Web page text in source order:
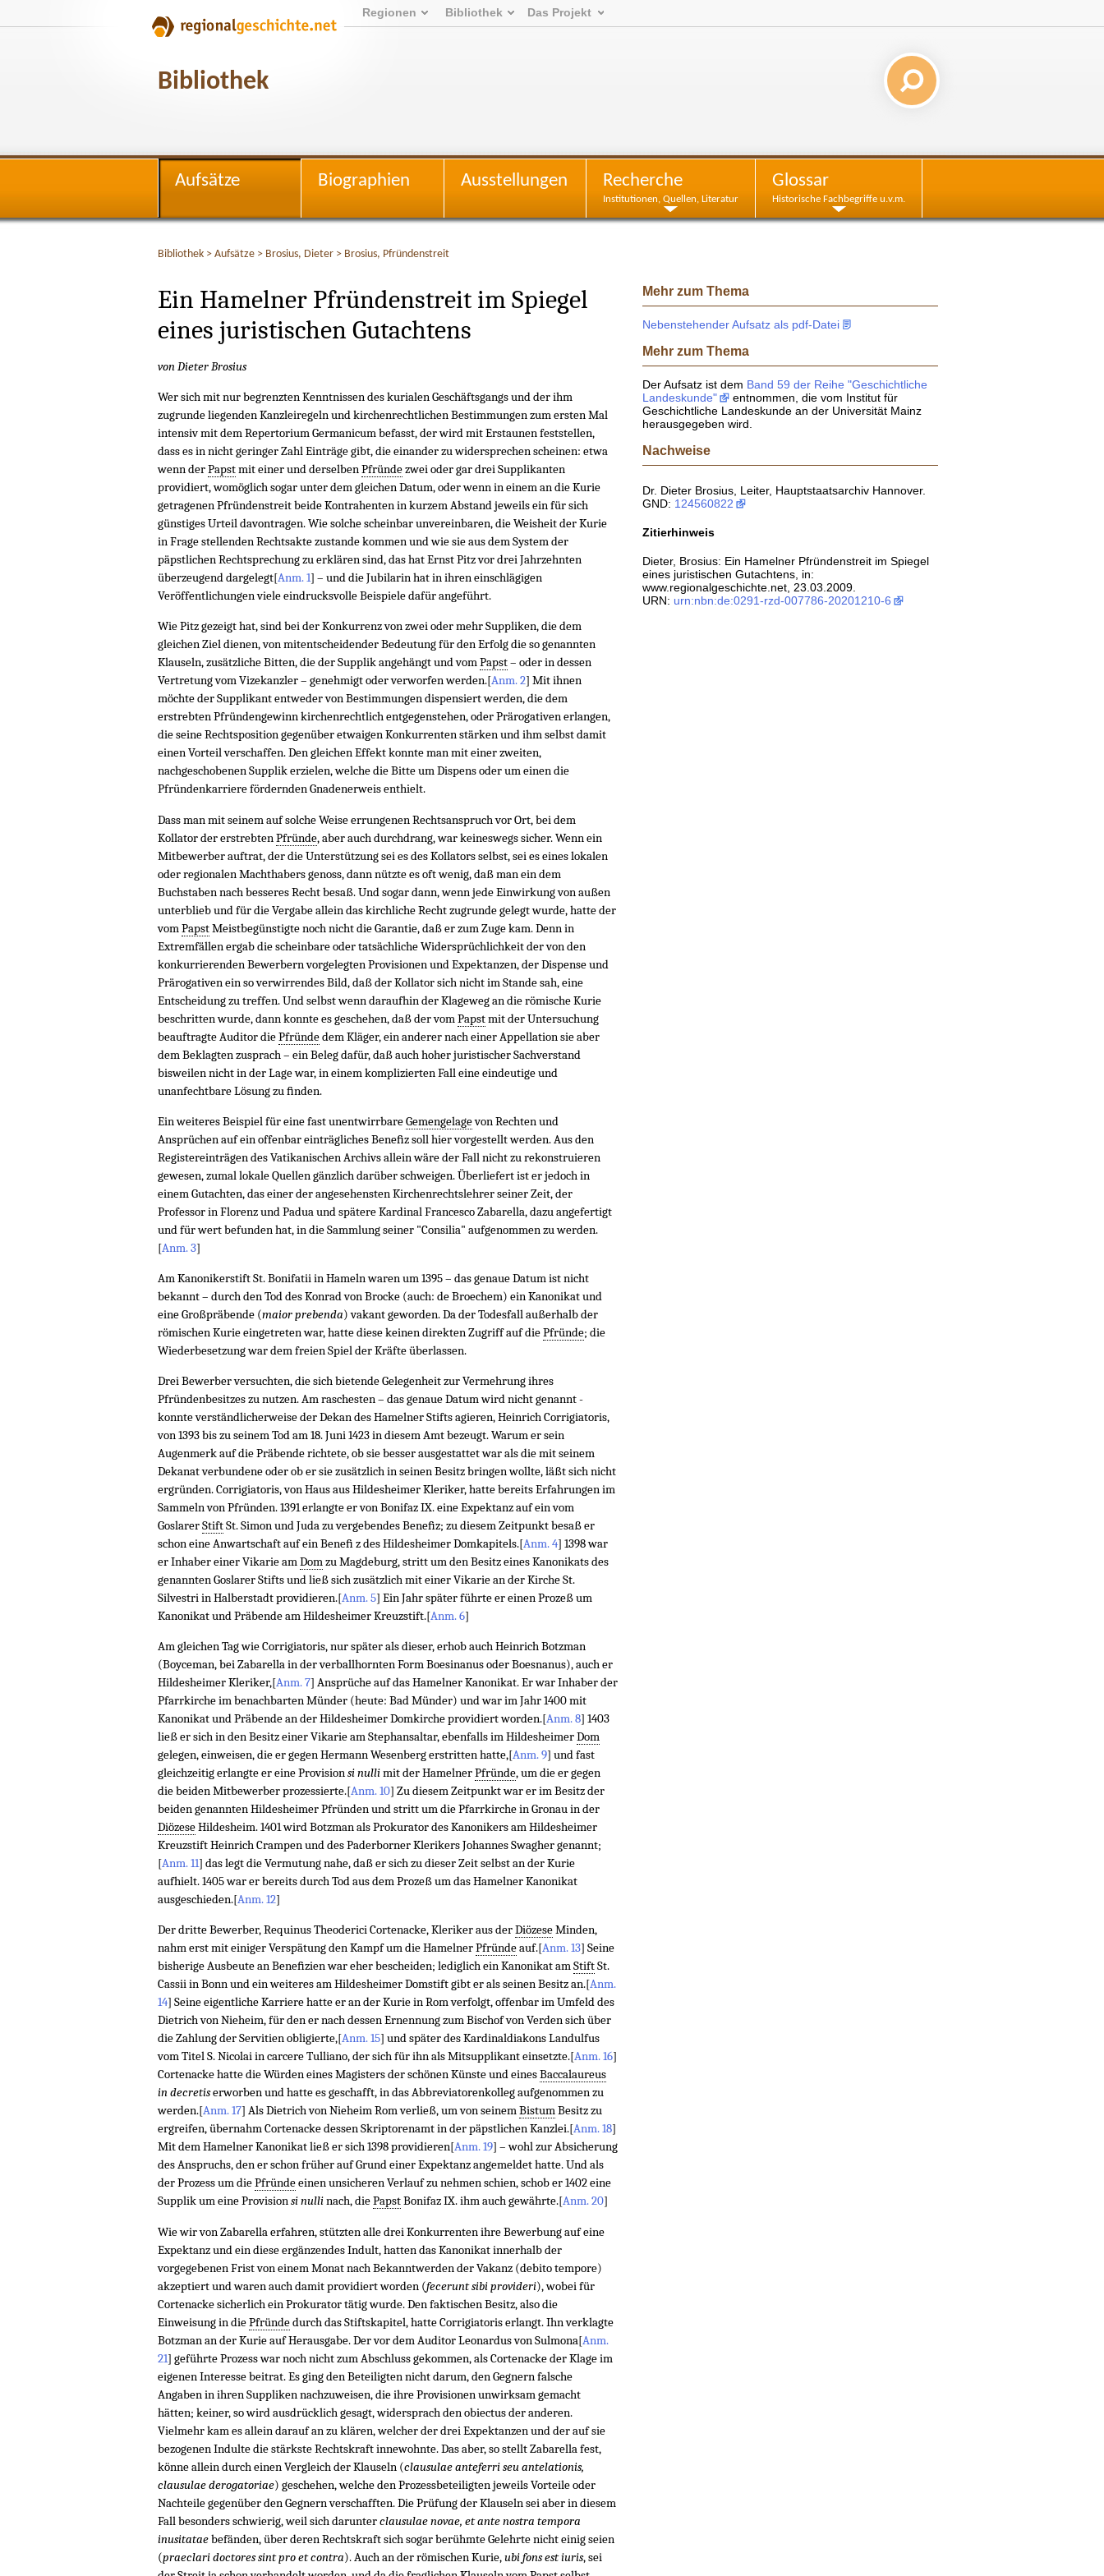
Regionen Bibliothek Das Projekt
Bibliothek
Aufsätze Biographien Ausstellungen Recherche
Institutionen, Quellen, Literatur
Glossar
Historische Fachbegriffe u.v.m.
Bibliothek > Aufsätze> Brosius, Dieter> Brosius, Pfründenstreit
Ein Hamelner Pfründenstreit im Spiegel
eines juristischen Gutachtens
von Dieter Brosius
Wer sich mit nur begrenzten Kenntnissen des kurialen Geschäftsgangs und der ihm
zugrunde liegenden Kanzleiregeln und kirchenrechtlichen Bestimmungen zum ersten Mal
intensiv mit dem Repertorium Germanicum befasst, der wird mit Erstaunen feststellen,
dass es in nicht geringer Zahl Einträge gibt, die einander zu widersprechen scheinen: etwa
wenn derPapstmit einer und derselbenPfründezwei oder gar drei Supplikanten
providiert, womöglich sogar unter dem gleichen Datum, oder wenn in einem an die Kurie
getragenen Pfründenstreit beide Kontrahenten in kurzem Abstand jeweils ein für sich
günstiges Urteil davontragen. Wie solche scheinbar unvereinbaren, die Weisheit der Kurie
in Frage stellenden Rechtsakte zustande kommen und wie sie aus dem System der
päpstlichen Rechtsprechung zu erklären sind, das hat Ernst Pitz vor drei Jahrzehnten
überzeugend dargelegt[Anm. 1] – und die Jubilarin hat in ihren einschlägigen
Veröffentlichungen viele eindrucksvolle Beispiele dafür angeführt.
Wie Pitz gezeigt hat, sind bei der Konkurrenz von zwei oder mehr Suppliken, die dem
gleichen Ziel dienen, von mitentscheidender Bedeutung für den Erfolg die so genannten
Klauseln, zusätzliche Bitten, die der Supplik angehängt und vomPapst– oder in dessen
Vertretung vom Vizekanzler – genehmigt oder verworfen werden.[Anm. 2] Mit ihnen
möchte der Supplikant entweder von Bestimmungen dispensiert werden, die dem
erstrebten Pfründengewinn kirchenrechtlich entgegenstehen, oder Prärogativen erlangen,
die seine Rechtsposition gegenüber etwaigen Konkurrenten stärken und ihm selbst damit
einen Vorteil verschaffen. Den gleichen Effekt konnte man mit einer zweiten,
nachgeschobenen Supplik erzielen, welche die Bitte um Dispens oder um einen die
Pfründenkarriere fördernden Gnadenerweis enthielt.
Dass man mit seinem auf solche Weise errungenen Rechtsanspruch vor Ort, bei dem
Kollator der erstrebten Pfründe, aber auch durchdrang, war keineswegs sicher. Wenn ein
Mitbewerber auftrat, der die Unterstützung sei es des Kollators selbst, sei es eines lokalen
oder regionalen Machthabers genoss, dann nützte es oft wenig, daß man ein dem
Buchstaben nach besseres Recht besaß. Und sogar dann, wenn jede Einwirkung von außen
unterblieb und für die Vergabe allein das kirchliche Recht zugrunde gelegt wurde, hatte der
vom PapstMeistbegünstigte noch nicht die Garantie, daß er zum Zuge kam. Denn in
Extremfällen ergab die scheinbare oder tatsächliche Widersprüchlichkeit der von den
konkurrierenden Bewerbern vorgelegten Provisionen und Expektanzen, der Dispense und
Prärogativen ein so verwirrendes Bild, daß der Kollator sich nicht im Stande sah, eine
Entscheidung zu treffen. Und selbst wenn daraufhin der Klageweg an die römische Kurie
beschritten wurde, dann konnte es geschehen, daß der vom Papstmit der Untersuchung
beauftragte Auditor diePfründedem Kläger, ein anderer nach einer Appellation sie aber
dem Beklagten zusprach – ein Beleg dafür, daß auch hoher juristischer Sachverstand
bisweilen nicht in der Lage war, in einem komplizierten Fall eine eindeutige und
unanfechtbare Lösung zu ﬁnden.
Ein weiteres Beispiel für eine fast unentwirrbareGemengelagevon Rechten und
Ansprüchen auf ein offenbar einträgliches Beneﬁz soll hier vorgestellt werden. Aus den
Registereinträgen des Vatikanischen Archivs allein wäre der Fall nicht zu rekonstruieren
gewesen, zumal lokale Quellen gänzlich darüber schweigen. Überliefert ist er jedoch in
einem Gutachten, das einer der angesehensten Kirchenrechtslehrer seiner Zeit, der
Professor in Florenz und Padua und spätere Kardinal Francesco Zabarella, dazu angefertigt
und für wert befunden hat, in die Sammlung seiner "Consilia" aufgenommen zu werden.
[Anm. 3]
Am Kanonikerstift St. Bonifatii in Hameln waren um 1395 – das genaue Datum ist nicht
bekannt – durch den Tod des Konrad von Brocke (auch: de Broechem) ein Kanonikat und
eine Großpräbende (maior prebenda) vakant geworden. Da der Todesfall außerhalb der
römischen Kurie eingetreten war, hatte diese keinen direkten Zugriff auf diePfründe; die
Wiederbesetzung war dem freien Spiel der Kräfte überlassen.
Drei Bewerber versuchten, die sich bietende Gelegenheit zur Vermehrung ihres
Pfründenbesitzes zu nutzen. Am raschesten – das genaue Datum wird nicht genannt -
konnte verständlicherweise der Dekan des Hamelner Stifts agieren, Heinrich Corrigiatoris,
von 1393 bis zu seinem Tod am 18. Juni 1423 in diesem Amt bezeugt. Warum er sein
Augenmerk auf die Präbende richtete, ob sie besser ausgestattet war als die mit seinem
Dekanat verbundene oder ob er sie zusätzlich in seinen Besitz bringen wollte, läßt sich nicht
ergründen. Corrigiatoris, von Haus aus Hildesheimer Kleriker, hatte bereits Erfahrungen im
Sammeln von Pfründen. 1391 erlangte er von Bonifaz IX. eine Expektanz auf ein vom
GoslarerStiftSt. Simon und Juda zu vergebendes Beneﬁz; zu diesem Zeitpunkt besaß er
schon eine Anwartschaft auf ein Beneﬁ z des Hildesheimer Domkapitels.[Anm. 4] 1398 war
er Inhaber einer Vikarie amDomzu Magdeburg, stritt um den Besitz eines Kanonikats des
genannten Goslarer Stifts und ließ sich zusätzlich mit einer Vikarie an der Kirche St.
Silvestri in Halberstadt providieren.[Anm. 5] Ein Jahr später führte er einen Prozeß um
Kanonikat und Präbende am Hildesheimer Kreuzstift.[Anm. 6]
Am gleichen Tag wie Corrigiatoris, nur später als dieser, erhob auch Heinrich Botzman
(Boyceman, bei Zabarella in der verballhornten Form Boesinanus oder Boesnanus), auch er
Hildesheimer Kleriker,[Anm. 7] Ansprüche auf das Hamelner Kanonikat. Er war Inhaber der
Pfarrkirche im benachbarten Münder (heute: Bad Münder) und war im Jahr 1400 mit
Kanonikat und Präbende an der Hildesheimer Domkirche providiert worden.[Anm. 8] 1403
ließ er sich in den Besitz einer Vikarie am Stephansaltar, ebenfalls im HildesheimerDom
gelegen, einweisen, die er gegen Hermann Wesenberg erstritten hatte,[Anm. 9] und fast
gleichzeitig erlangte er eine Provisionsi nullimit der HamelnerPfründe, um die er gegen
die beiden Mitbewerber prozessierte.[Anm. 10] Zu diesem Zeitpunkt war er im Besitz der
beiden genannten Hildesheimer Pfründen und stritt um die Pfarrkirche in Gronau in der
DiözeseHildesheim. 1401 wird Botzman als Prokurator des Kanonikers am Hildesheimer
Kreuzstift Heinrich Crampen und des Paderborner Klerikers Johannes Swagher genannt;
[Anm. 11] das legt die Vermutung nahe, daß er sich zu dieser Zeit selbst an der Kurie
aufhielt. 1405 war er bereits durch Tod aus dem Prozeß um das Hamelner Kanonikat
ausgeschieden.[Anm. 12]
Der dritte Bewerber, Requinus Theoderici Cortenacke, Kleriker aus derDiözeseMinden,
nahm erst mit einiger Verspätung den Kampf um die HamelnerPfründeauf.[Anm. 13] Seine
bisherige Ausbeute an Beneﬁzien war eher bescheiden; lediglich ein Kanonikat amStiftSt.
Cassii in Bonn und ein weiteres am Hildesheimer Domstift gibt er als seinen Besitz an.[Anm.
14] Seine eigentliche Karriere hatte er an der Kurie in Rom verfolgt, offenbar im Umfeld des
Dietrich von Nieheim, für den er nach dessen Ernennung zum Bischof von Verden sich über
die Zahlung der Servitien obligierte,[Anm. 15] und später des Kardinaldiakons Landulfus
vom Titel S. Nicolai in carcere Tulliano, der sich für ihn als Mitsupplikant einsetzte.[Anm. 16]
Cortenacke hatte die Würden eines Magisters der schönen Künste und einesBaccalaureus
in decretiserworben und hatte es geschafft, in das Abbreviatorenkolleg aufgenommen zu
werden.[Anm. 17] Als Dietrich von Nieheim Rom verließ, um von seinemBistumBesitz zu
ergreifen, übernahm Cortenacke dessen Skriptorenamt in der päpstlichen Kanzlei.[Anm. 18]
Mit dem Hamelner Kanonikat ließ er sich 1398 providieren[Anm. 19] – wohl zur Absicherung
des Anspruchs, den er schon früher auf Grund einer Expektanz angemeldet hatte. Und als
der Prozess um diePfründeeinen unsicheren Verlauf zu nehmen schien, schob er 1402 eine
Supplik um eine Provisionsi nullinach, diePapstBonifaz IX. ihm auch gewährte.[Anm. 20]
Wie wir von Zabarella erfahren, stützten alle drei Konkurrenten ihre Bewerbung auf eine
Expektanz und ein diese ergänzendes Indult, hatten das Kanonikat innerhalb der
vorgegebenen Frist von einem Monat nach Bekanntwerden der Vakanz (debito tempore)
akzeptiert und waren auch damit providiert worden (fecerunt sibi provideri), wobei für
Cortenacke sicherlich ein Prokurator tätig wurde. Den faktischen Besitz, also die
Einweisung in diePfründedurch das Stiftskapitel, hatte Corrigiatoris erlangt. Ihn verklagte
Botzman an der Kurie auf Herausgabe. Der vor dem Auditor Leonardus von Sulmona[Anm.
21] geführte Prozess war noch nicht zum Abschluss gekommen, als Cortenacke der Klage im
eigenen Interesse beitrat. Es ging den Beteiligten nicht darum, den Gegnern falsche
Angaben in ihren Suppliken nachzuweisen, die ihre Provisionen unwirksam gemacht
hätten; keiner, so wird ausdrücklich gesagt, widersprach den obiectus der anderen.
Vielmehr kam es allein darauf an zu klären, welcher der drei Expektanzen und der auf sie
bezogenen Indulte die stärkste Rechtskraft innewohnte. Das aber, so stellt Zabarella fest,
könne allein durch einen Vergleich der Klauseln (clausulae anteferri seu antelationis,
clausulae derogatoriae) geschehen, welche den Prozessbeteiligten jeweils Vorteile oder
Nachteile gegenüber den Gegnern verschafften. Die Prüfung der Klauseln sei aber in diesem
Fall besonders schwierig, weil sich darunterclausulae novae, et ante nostra tempora
inusitataebefänden, über deren Rechtskraft sich sogar berühmte Gelehrte nicht einig seien
(praeclari doctores sint pro et contra). Auch an der römischen Kurie,ubi fons est iuris, sei
Mehr zum Thema
Nebenstehender Aufsatz als pdf-Datei
Mehr zum Thema
Der Aufsatz ist dem Band 59 der Reihe "Geschichtliche
Landeskunde"
entnommen, die vom Institut für
Geschichtliche Landeskunde an der Universität Mainz
herausgegeben wird.
Nachweise
Dr. Dieter Brosius, Leiter, Hauptstaatsarchiv Hannover.
GND: 124560822
Zitierhinweis
Dieter, Brosius: Ein Hamelner Pfründenstreit im Spiegel
eines juristischen Gutachtens, in:
www.regionalgeschichte.net, 23.03.2009.
URN: urn:nbn:de:0291-rzd-007786-20201210-6